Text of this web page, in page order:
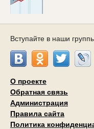
Вступайте в наши
О проекте
Обратная связь
Администрация
Правила сайта
Политика